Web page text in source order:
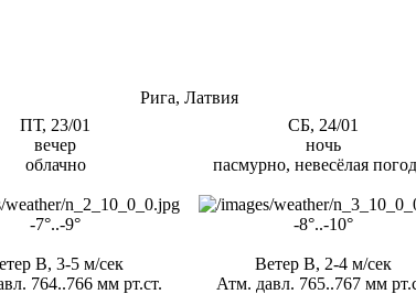
Рига, Латвия
ПТ, 23/01
вечер
облачно
-7°..-9°
В, 3-5 м/сек
764..766 мм рт.ст.
СБ, 24/01
ночь
пасмурно, невесёлая
-8°..-10°
Ветер В, 2-4 м/сек
Атм. давл. 765..767 мм